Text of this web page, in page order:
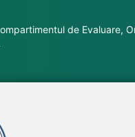
de Evaluare,